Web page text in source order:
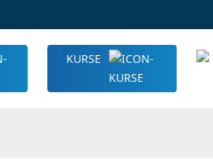
KURSE